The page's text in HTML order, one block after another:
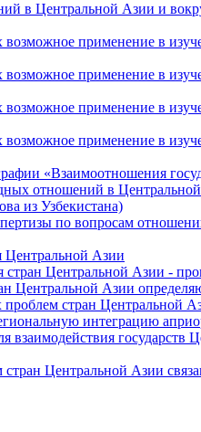
в Центральной Азии и
применение в
применение в
применение в
применение в
«Взаимоотношения
отношений в Центральной
из Узбекистана)
по вопросам
Центральной Азии
Центральной Азии -
Центральной Азии
стран Центральной
интеграцию
взаимодействия
Центральной Азии